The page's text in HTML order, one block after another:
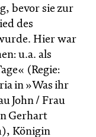
bevor sie zur
des
Hier war
u.a. als
(Regie:
in »Was ihr
John / Frau
Gerhart
Königin